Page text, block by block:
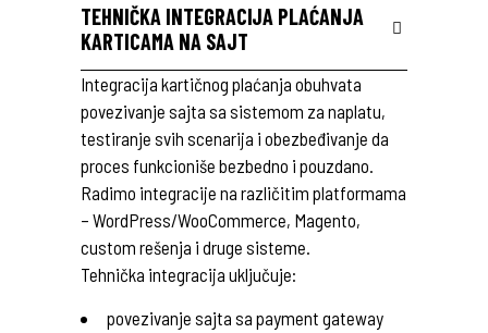
TEHNIČKA INTEGRACIJA PLAĆANJA
KARTICAMA NA SAJT
Integracija kartičnog plaćanja obuhvata
povezivanje sajta sa sistemom za naplatu,
testiranje svih scenarija i obezbeđivanje da
proces funkcioniše bezbedno i pouzdano.
Radimo integracije na različitim platformama
– WordPress/WooCommerce, Magento,
custom rešenja i druge sisteme.
Tehnička integracija uključuje:
povezivanje sajta sa payment gateway